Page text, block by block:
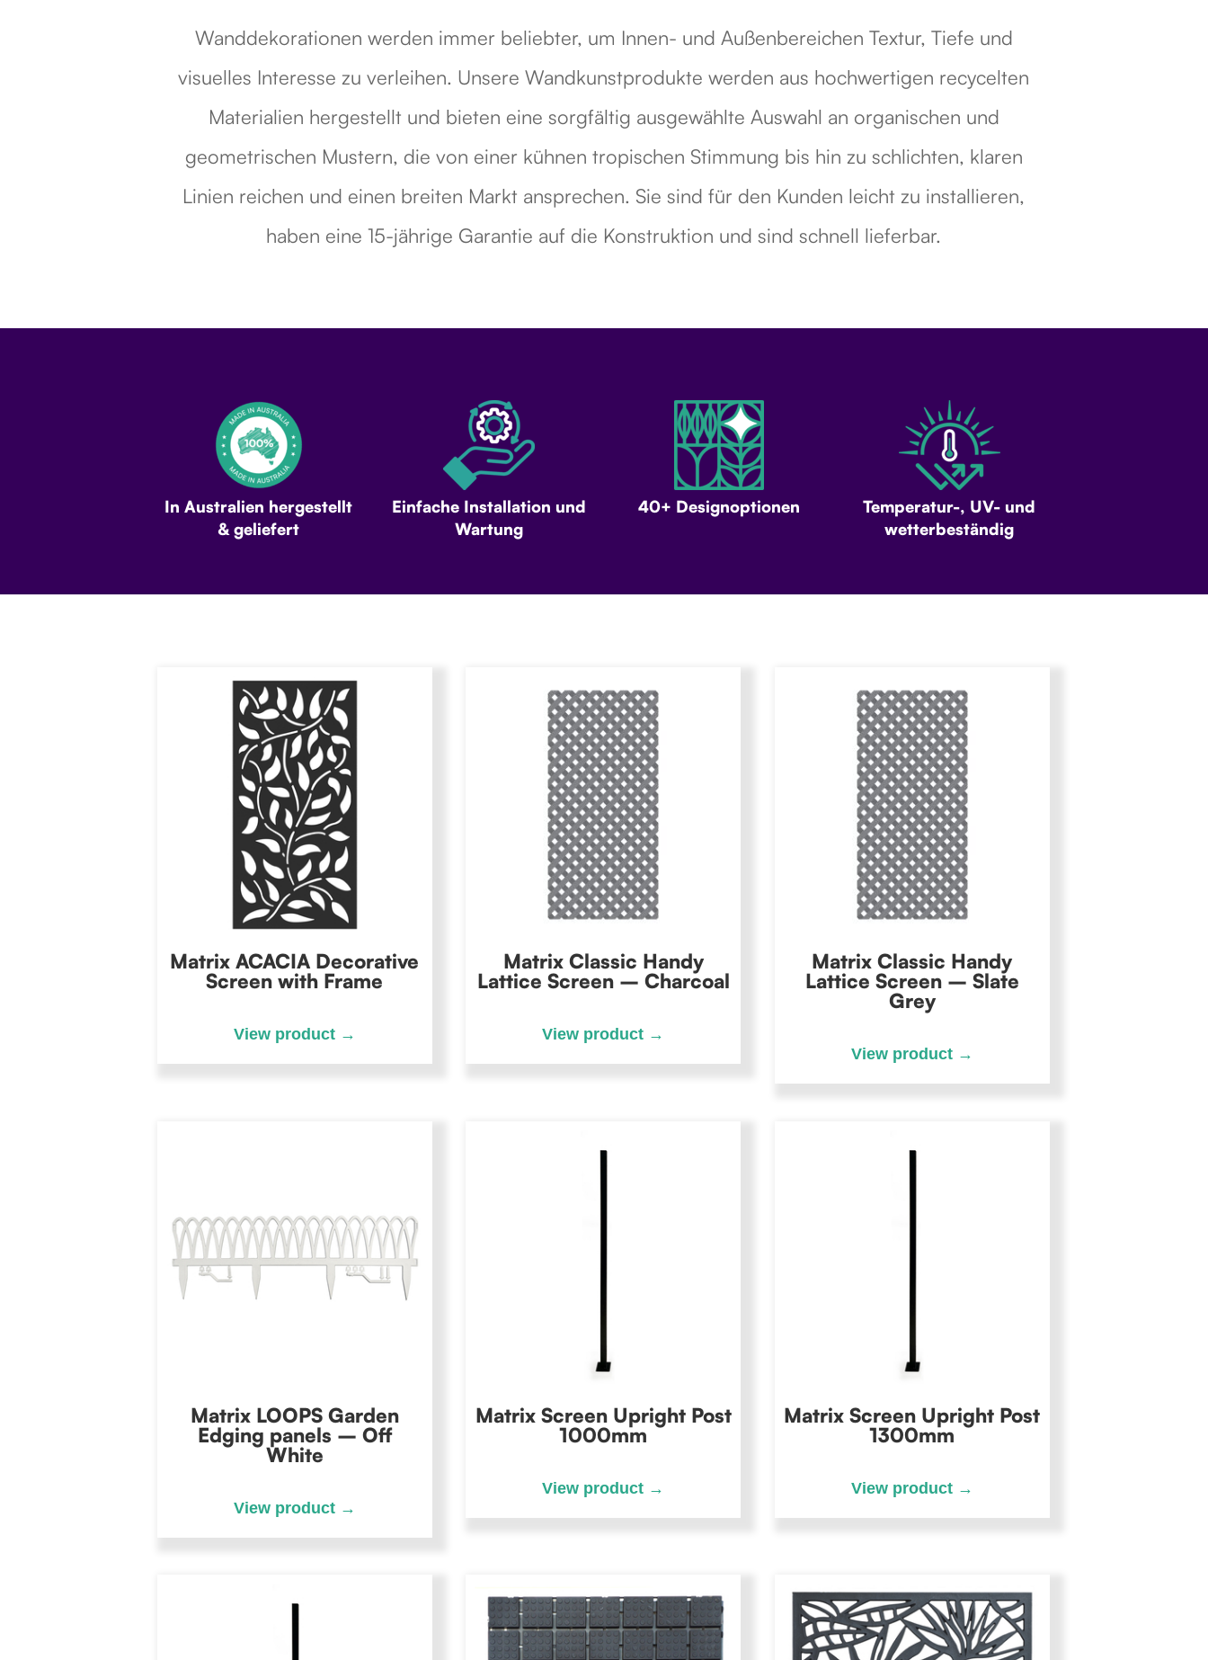
Wanddekorationen werden immer beliebter, um Innen- und Außenbereichen Textur, Tiefe und
visuelles Interesse zu verleihen. Unsere Wandkunstprodukte werden aus hochwertigen recycelten
Materialien hergestellt und bieten eine sorgfältig ausgewählte Auswahl an organischen und
geometrischen Mustern, die von einer kühnen tropischen Stimmung bis hin zu schlichten, klaren
Linien reichen und einen breiten Markt ansprechen. Sie sind für den Kunden leicht zu installieren,
haben eine 15-jährige Garantie auf die Konstruktion und sind schnell lieferbar.
In Australien hergestellt
& geliefert
Einfache Installation und
Wartung
40+ Designoptionen
Temperatur-, UV- und
wetterbeständig
Matrix ACACIA Decorative
Screen with Frame
Matrix Classic Handy
Lattice Screen – Charcoal
Matrix Classic Handy
Lattice Screen – Slate
Grey
Matrix LOOPS Garden
Edging panels – Off
White
Matrix Screen Upright Post
1000mm
Matrix Screen Upright Post
1300mm